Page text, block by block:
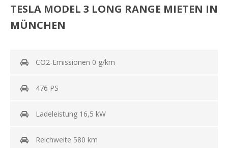
TESLA MODEL 3 LONG RANGE MIETEN IN
MÜNCHEN
CO2-Emissionen 0 g/km
476 PS
Ladeleistung 16,5 kW
Reichweite 580 km